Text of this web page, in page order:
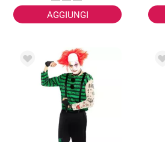
AGGIUNGI